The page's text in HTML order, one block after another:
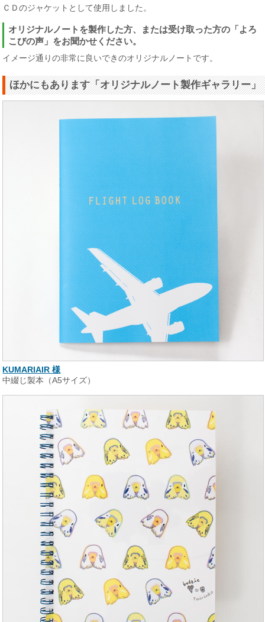
ＣＤのジャケットとして使用しました。
オリジナルノートを製作した方、または受け取った方の「よろ
こびの声」をお聞かせください。
イメージ通りの非常に良いできのオリジナルノートです。
ほかにもあります「オリジナルノート製作ギャラリー」
KUMARIAIR 様
中綴じ製本（A5サイズ）